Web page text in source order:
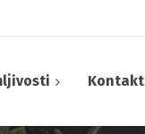
Kontakt